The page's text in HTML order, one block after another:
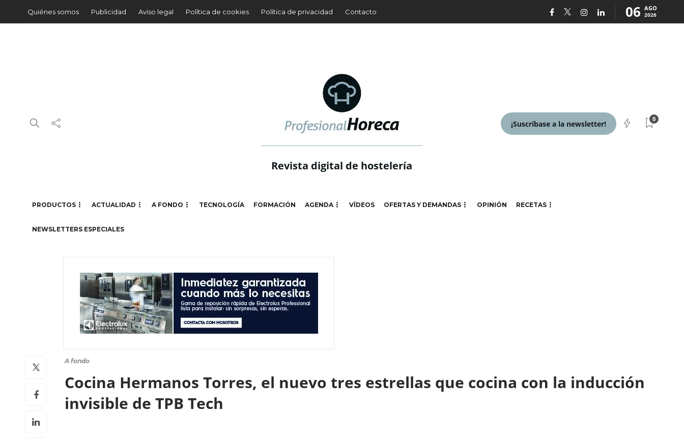
Quiénes somos Publicidad Aviso legal Política de cookies Política de privacidad Contacto 06 AGO
2026
Revista digital de hostelería
¡Suscríbase a la newsletter!
0
PRODUCTOS ACTUALIDAD A FONDO TECNOLOGÍA FORMACIÓN AGENDA VÍDEOS OFERTAS Y DEMANDAS OPINIÓN RECETAS
NEWSLETTERS ESPECIALES
A fondo
Cocina Hermanos Torres, el nuevo tres estrellas que cocina con la inducción
invisible de TPB Tech